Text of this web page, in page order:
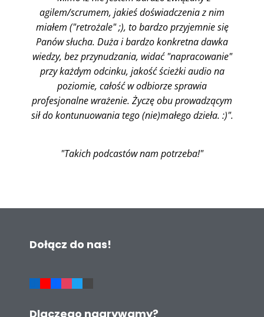
agilem/scrumem, jakieś doświadczenia z nim
miałem ("retrożale" ;), to bardzo przyjemnie się
Panów słucha. Duża i bardzo konkretna dawka
wiedzy, bez przynudzania, widać "napracowanie"
przy każdym odcinku, jakość ścieżki audio na
poziomie, całość w odbiorze sprawia
profesjonalne wrażenie. Życzę obu prowadzącym
sił do kontunuowania tego (nie)małego dzieła. :)".
"Takich podcastów nam potrzeba!"
Dołącz do nas!
Dlaczego nagrywamy?